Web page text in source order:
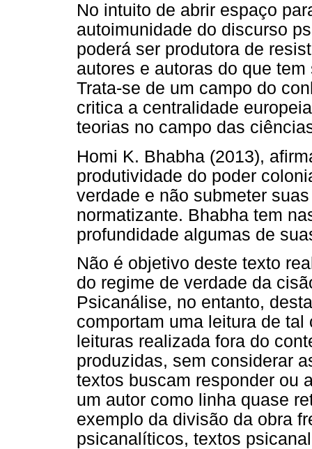
No intuito de abrir espaço
autoimunidade do discurso
poderá ser produtora de
autores e autoras do que
Trata-se de um campo do
critica a centralidade
teorias no campo das
Homi K. Bhabha (2013),
produtividade do poder
verdade e não submeter
normatizante. Bhabha tem
profundidade algumas de
Não é objetivo deste texto
do regime de verdade da
Psicanálise, no entanto,
comportam uma leitura de
leituras realizada fora do
produzidas, sem considerar
textos buscam responder ou
um autor como linha quase
exemplo da divisão da obra
psicanalíticos, textos